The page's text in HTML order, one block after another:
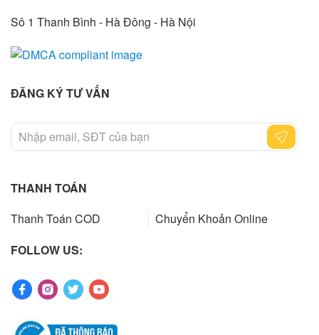
Sô 1 Thanh Bình - Hà Đông - Hà Nội
ĐĂNG KÝ TƯ VẤN
THANH TOÁN
Thanh Toán COD
Chuyển Khoản Online
FOLLOW US: